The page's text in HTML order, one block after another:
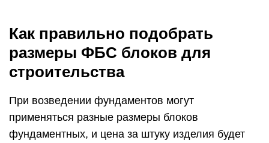
Как правильно подобрать
размеры ФБС блоков для
строительства
При возведении фундаментов могут
применяться разные размеры блоков
фундаментных, и цена за штуку изделия будет